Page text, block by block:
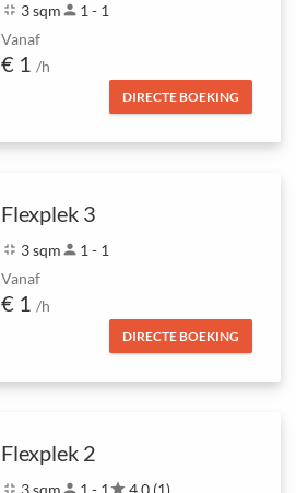
fullscreen_exit 3 sqmperson 1 - 1
Vanaf
€ 1 /h
DIRECTE BOEKING
Flexplek 3
fullscreen_exit 3 sqmperson 1 - 1
Vanaf
€ 1 /h
DIRECTE BOEKING
Flexplek 2
fullscreen_exit 3 sqmperson 1 - 1star4,0 (1)